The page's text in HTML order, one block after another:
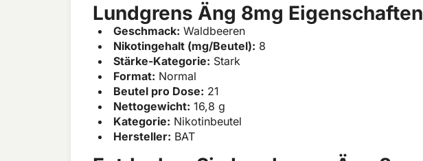
Lundgrens Äng 8mg Eigenschaften
Geschmack: Waldbeeren
Nikotingehalt (mg/Beutel): 8
Stärke-Kategorie: Stark
Format: Normal
Beutel pro Dose: 21
Nettogewicht: 16,8 g
Kategorie: Nikotinbeutel
Hersteller: BAT